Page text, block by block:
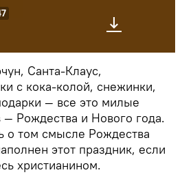
Санта-Клаус,
с кока-колой, снежинки,
— все это милые
Рождества и Нового года.
о том смысле Рождества
этот праздник, если
христианином.